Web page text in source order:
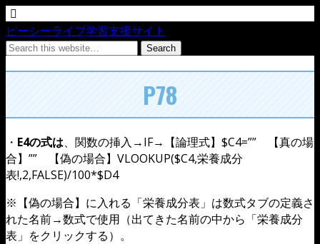
ピーシーライブ学習支援サイト
P78
・ E4の式は、関数の挿入→IF→【論理式】$C4=”” 【真の場
合】”” 【偽の場合】VLOOKUP($C4,栄養成分
表!,2,FALSE)/100*$D4
※【偽の場合】に入れる「栄養成分表」は数式タブの定義さ
れた名前→数式で使用（出てきた名前の中から「栄養成分
表」をクリックする）。